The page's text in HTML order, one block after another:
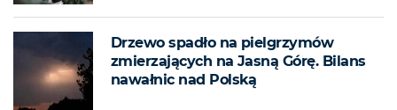
Drzewo spadło na pielgrzymów
zmierzających na Jasną Górę. Bilans
nawałnic nad Polską